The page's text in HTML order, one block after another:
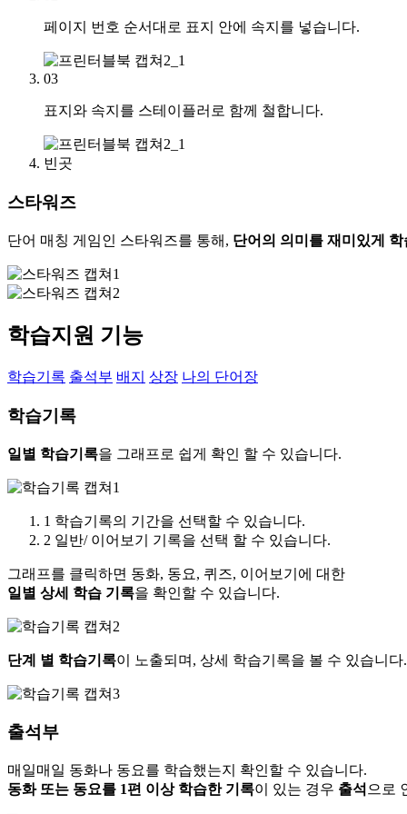
페이지 번호 순서대로 표지 안에 속지를 넣습니다.
03
표지와 속지를 스테이플러로 함께 철합니다.
빈곳
스타워즈
단어 매칭 게임인 스타워즈를 통해, 단어의 의미를 재미있게 학
학습지원 기능
학습기록 출석부 배지 상장 나의 단어장
학습기록
일별 학습기록을 그래프로 쉽게 확인 할 수 있습니다.
1 학습기록의 기간을 선택할 수 있습니다.
2 일반/ 이어보기 기록을 선택 할 수 있습니다.
그래프를 클릭하면 동화, 동요, 퀴즈, 이어보기에 대한
일별 상세 학습 기록을 확인할 수 있습니다.
단계 별 학습기록이 노출되며, 상세 학습기록을 볼 수 있습니다.
출석부
매일매일 동화나 동요를 학습했는지 확인할 수 있습니다.
동화 또는 동요를 1편 이상 학습한 기록이 있는 경우 출석 으로